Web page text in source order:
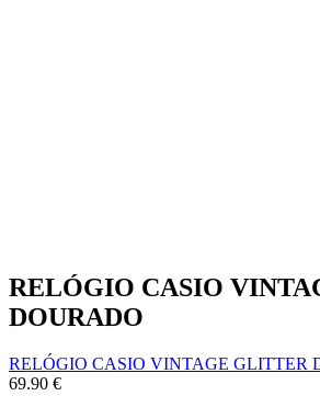
RELÓGIO CASIO
DOURADO
RELÓGIO CASIO VINTAGE GLITTER
69.90 €